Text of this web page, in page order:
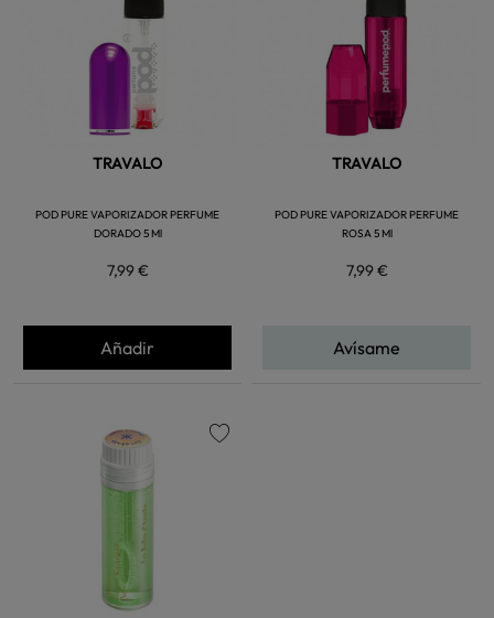
TRAVALO
POD PURE VAPORIZADOR PERFUME
DORADO 5 Ml
7,99 €
Añadir
TRAVALO
POD PURE VAPORIZADOR PERFUME
ROSA 5 Ml
7,99 €
Avísame